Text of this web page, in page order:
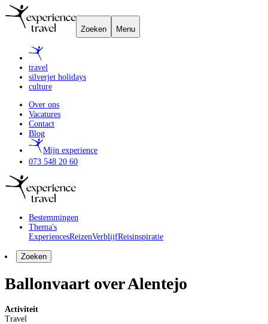
Zoeken Menu
travel
silverjet holidays
culture
Over ons
Vacatures
Contact
Blog
Mijn experience
073 548 20 60
Bestemmingen
Thema's
ExperiencesReizenVerblijfReisinspiratie
Zoeken
Ballonvaart over Alentejo
Activiteit
Travel